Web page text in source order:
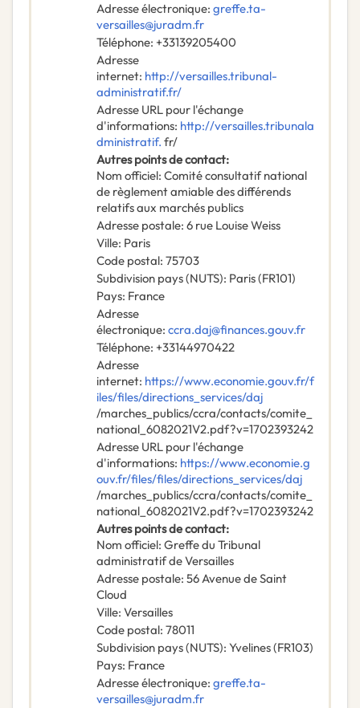
Adresse électronique: greffe.ta-
versailles@juradm.fr
Téléphone: +33139205400
Adresse
internet: http://versailles.tribunal-
administratif.fr/
Adresse URL pour l'échange
d'informations: http://versailles.tribunala
dministratif. fr/
Autres points de contact:
Nom officiel: Comité consultatif national
de règlement amiable des différends
relatifs aux marchés publics
Adresse postale: 6 rue Louise Weiss
Ville: Paris
Code postal: 75703
Subdivision pays (NUTS): Paris(FR101)
Pays: France
Adresse
électronique: ccra.daj@finances.gouv.fr
Téléphone: +33144970422
Adresse
internet: https://www.economie.gouv.fr/f
iles/files/directions_services/daj
/marches_publics/ccra/contacts/comite_
national_6082021V2.pdf?v=1702393242
Adresse URL pour l'échange
d'informations: https://www.economie.g
ouv.fr/files/files/directions_services/daj
/marches_publics/ccra/contacts/comite_
national_6082021V2.pdf?v=1702393242
Autres points de contact:
Nom officiel: Greffe du Tribunal
administratif de Versailles
Adresse postale: 56 Avenue de Saint
Cloud
Ville: Versailles
Code postal: 78011
Subdivision pays (NUTS): Yvelines(FR103)
Pays: France
Adresse électronique: greffe.ta-
versailles@juradm.fr